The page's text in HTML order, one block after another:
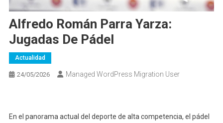
Alfredo Román Parra Yarza:
Jugadas De Pádel
Actualidad
24/05/2026 Managed WordPress Migration User
En el panorama actual del deporte de alta competencia, el pádel